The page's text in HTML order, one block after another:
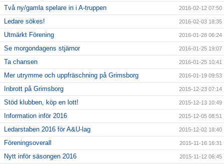
Två ny/gamla spelare in i A-truppen 2016-02-12 07:50
Ledare sökes! 2016-02-03 18:35
Utmärkt Förening 2016-01-28 06:24
Se morgondagens stjärnor 2016-01-25 19:07
Ta chansen 2016-01-25 10:41
Mer utrymme och uppfräschning på Grimsborg 2016-01-19 09:53
Inbrott på Grimsborg 2015-12-23 07:14
Stöd klubben, köp en lott! 2015-12-13 10:49
Information inför 2016 2015-12-05 08:51
Ledarstaben 2016 för A&U-lag 2015-12-02 18:40
Föreningsoverall 2015-11-16 16:31
Nytt inför säsongen 2016 2015-11-12 06:45